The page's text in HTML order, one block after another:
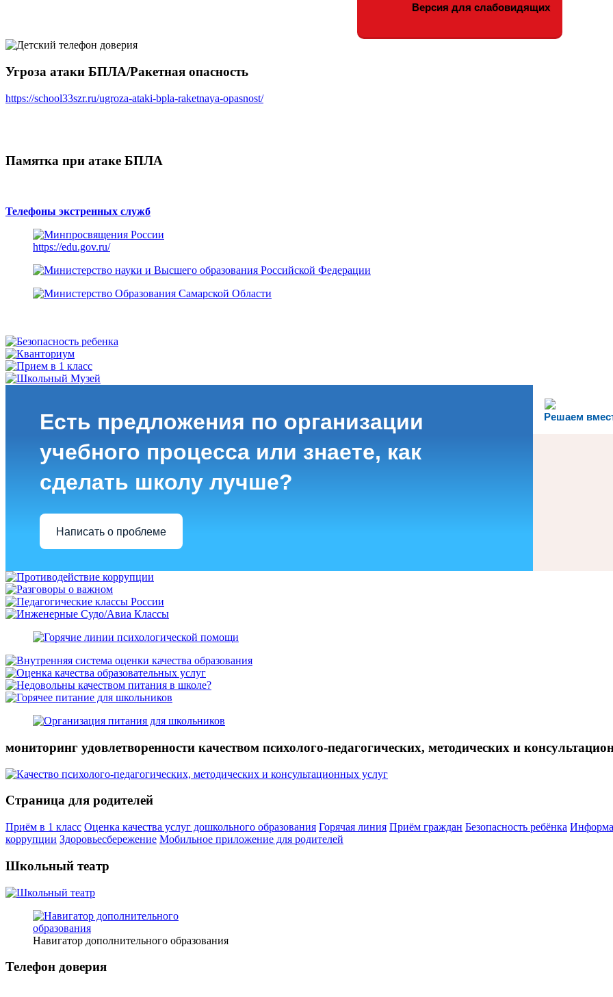
Версия для слабовидящих
Угроза атаки БПЛА/Ракетная опасность
https://school33szr.ru/ugroza-ataki-bpla-raketnaya-opasnost/
Памятка при атаке БПЛА
Телефоны экстренных служб
https://edu.gov.ru/
Решаем
Есть предложения по организации
учебного процесса или знаете, как
сделать школу лучше?
Написать о проблеме
мониторинг удовлетворенности качеством психолого-педагогических, методических и
Страница для родителей
Приём в 1 класс Оценка качества услуг дошкольного образования Горячая линия Приём граждан Безопасность ребёнка
коррупции Здоровьесбережение Мобильное приложение для родителей
Школьный театр
Навигатор дополнительного образования
Телефон доверия